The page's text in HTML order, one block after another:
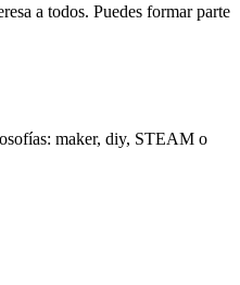
a todos. Puedes formar parte
maker, diy, STEAM o